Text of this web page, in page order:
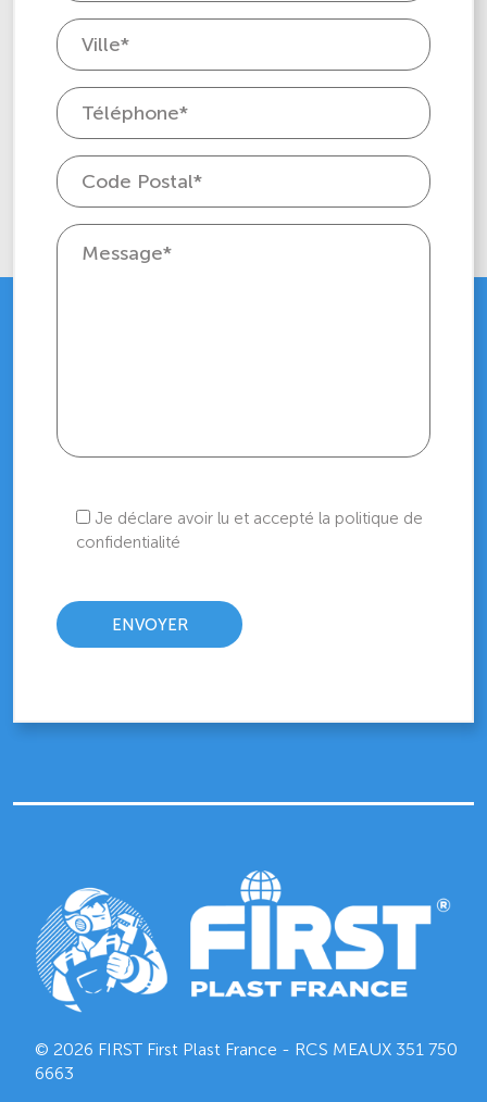
Je déclare avoir lu et accepté la politique de
confidentialité
© 2026 FIRST First Plast France - RCS MEAUX 351 750
6663